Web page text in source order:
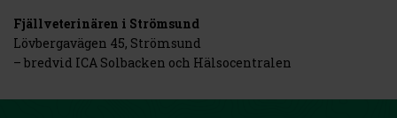
Fjällveterinären i Strömsund
Lövbergavägen 45, Strömsund
– bredvid ICA Solbacken och Hälsocentralen